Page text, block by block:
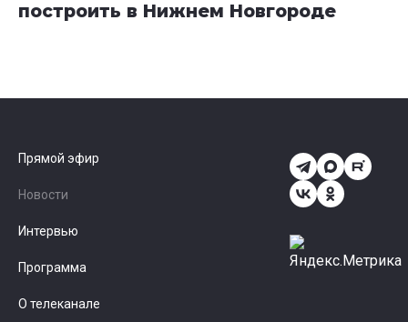
построить в Нижнем Новгороде
Прямой эфир
Новости
Интервью
Программа
О телеканале